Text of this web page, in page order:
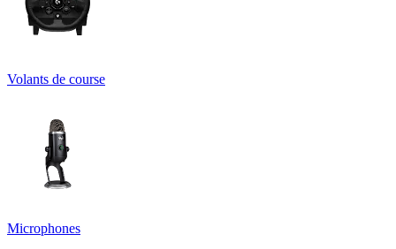
Volants de course
Microphones